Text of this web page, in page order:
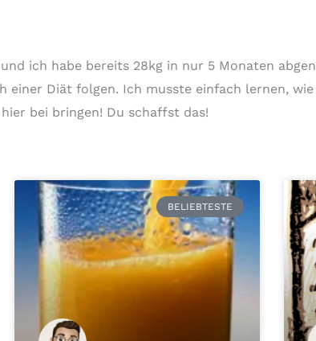
ich habe bereits 28kg in nur 5 Monaten
einer Diät folgen. Ich musste einfach lernen,
bei bringen! Du schaffst das!
BELIEBTESTE
Seite SeiteSeiteSeite